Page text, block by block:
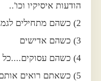
הודעות איסיקיו וכו'..
2) כשהם מתחילים לגמגם בקשר לשאלה מהותית...
3) כשהם אדישים
4) כשהם עסוקים....כל הזמן........
5) כשאתם רואים אותם יוצאים עם אנשים אחרים....